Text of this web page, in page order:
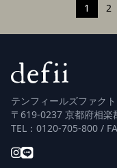
1 2
テンフィールズファク
〒619-0237 京都府相楽
TEL：0120-705-800 /